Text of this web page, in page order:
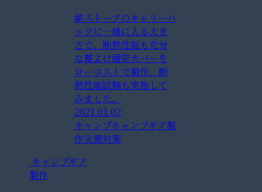
薪ストーブのキャリーバ
ッグに一緒に入る大き
さで、断熱性能も充分
な幕よけ煙突カバーを
ローコストで製作。断
熱性能試験も実施して
みました。
2021.01.02
キャンプキャンプギア製
作災害対策
キャンプギア
製作